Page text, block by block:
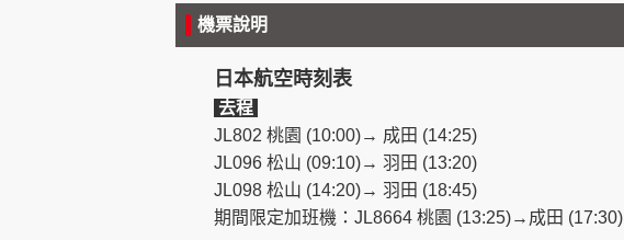
機票說明
日本航空時刻表
去程
JL802 桃園 (10:00)→ 成田 (14:25)
JL096 松山 (09:10)→ 羽田 (13:20)
JL098 松山 (14:20)→ 羽田 (18:45)
期間限定加班機：JL8664 桃園 (13:25)→成田 (17:30)